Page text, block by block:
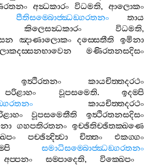
අන්‍ධකාරං විධමති, ආලොකං
පීතිසම‍්බොජ‍්ඣඞ‍්ගරතනං
තාය
කිලෙසන්‍ධකාරං විධමති,
ඤාණාලොකං දස‍්සෙතීති
ඉමිනා
මණිරතනසදිසං
ඉත්‍ථිරතනං
කායචිත‍්තදරථං
පරිළාහං වූපසමෙති.ඉදම‍්පි
කායචිත‍්තදරථං
වූපසමෙතීති
ඉත්‍ථිරතනසදිසං
ගහපතිරතනං ඉච‍්ඡිතිච‍්ඡිතක‍්ඛණෙ
පච‍්ඡින්‍දිත්‍වා චිත‍්තං
එකග‍්ගං
සමාධිසම‍්බොජ‍්ඣඞ‍්ගරතනං
අප‍්පනං සම‍්පාදෙති, වික‍්ඛෙපං